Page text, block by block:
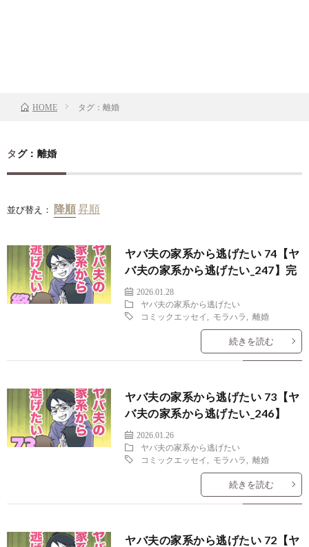
HOME タグ：離婚
タグ：離婚
並び替え：
ヤバ夫の家系から逃げたい 74【ヤ
バ夫の家系から逃げたい_247】完
2026.01.28
ヤバ夫の家系から逃げたい
コミックエッセイ
モラハラ ,離婚
続きを読む
ヤバ夫の家系から逃げたい 73【ヤ
バ夫の家系から逃げたい_246】
2026.01.26
ヤバ夫の家系から逃げたい
コミックエッセイ
モラハラ ,離婚
続きを読む
ヤバ夫の家系から逃げたい 72【ヤ